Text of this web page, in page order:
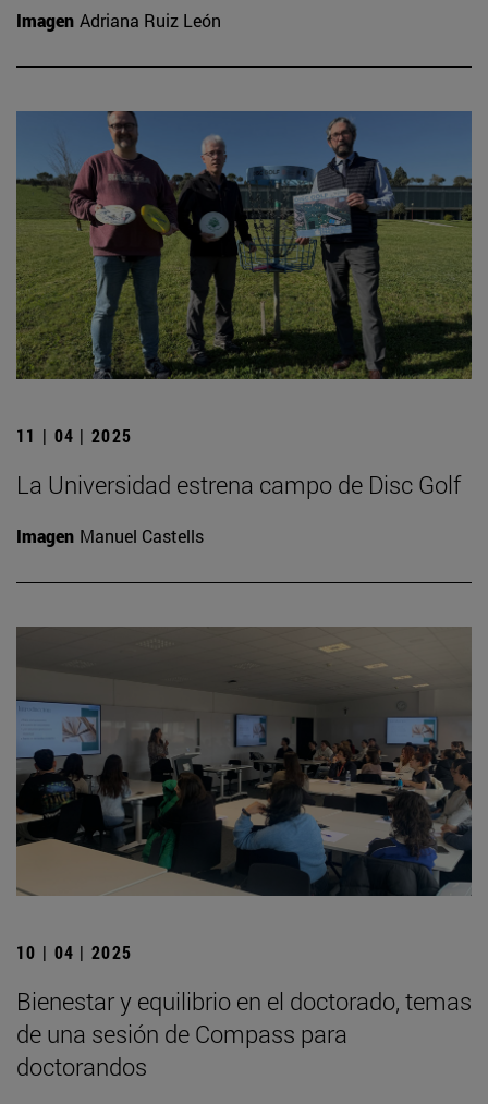
Imagen Adriana Ruiz León
11 | 04 | 2025
La Universidad estrena campo de Disc Golf
Imagen Manuel Castells
10 | 04 | 2025
Bienestar y equilibrio en el doctorado, temas
de una sesión de Compass para
doctorandos